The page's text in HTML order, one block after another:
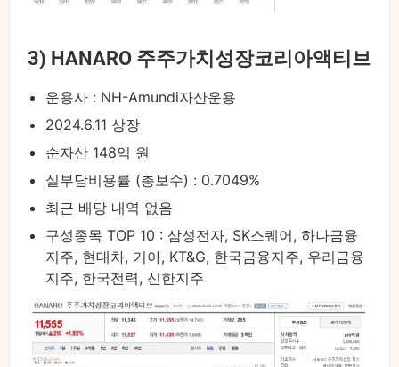
3) HANARO 주주가치성장코리아액티브
운용사 : NH-Amundi자산운용
2024.6.11 상장
순자산 148억 원
실부담비용률 (총보수) : 0.7049%
최근 배당 내역 없음
구성종목 TOP 10 : 삼성전자, SK스퀘어, 하나금융
지주, 현대차, 기아, KT&G, 한국금융지주, 우리금융
지주, 한국전력, 신한지주